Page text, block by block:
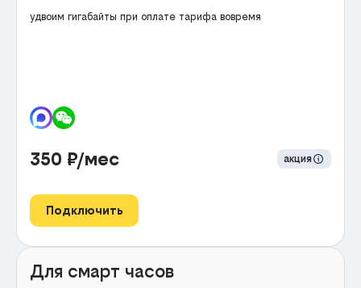
удвоим гигабайты при оплате тарифа вовремя
350 ₽/мес акция
Подключить
Для смарт часов